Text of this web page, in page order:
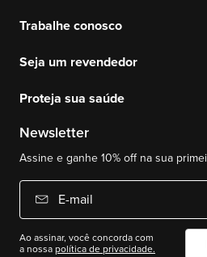
Trabalhe conosco
Seja um revendedor
Proteja sua saúde
Newsletter
Assine e ganhe 10% off na sua
E-mail
Ao assinar, você concorda com
a nossapolítica de privacidade.